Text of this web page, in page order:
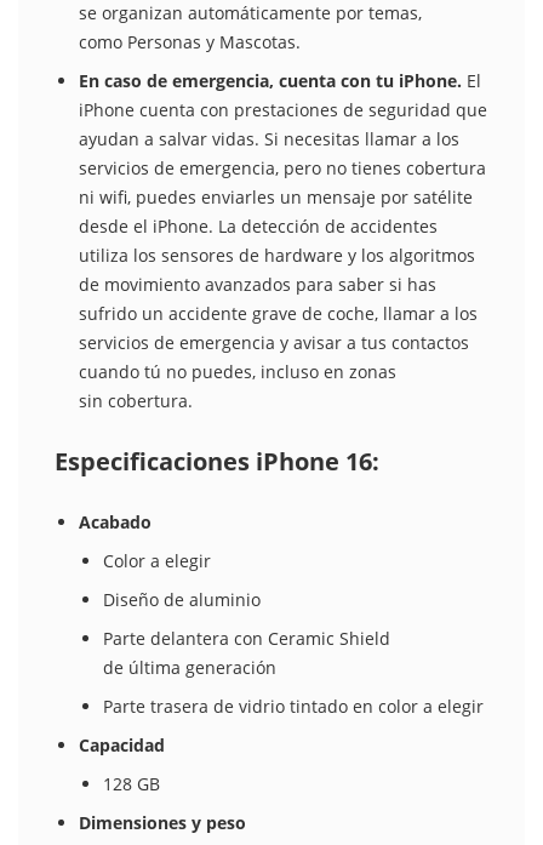
se organizan automáticamente por temas,
como Personas y Mascotas.
En caso de emergencia, cuenta con tu iPhone. El
iPhone cuenta con prestaciones de seguridad que
ayudan a salvar vidas. Si necesitas llamar a los
servicios de emergencia, pero no tienes cobertura
ni wifi, puedes enviarles un mensaje por satélite
desde el iPhone. La detección de accidentes
utiliza los sensores de hardware y los algoritmos
de movimiento avanzados para saber si has
sufrido un accidente grave de coche, llamar a los
servicios de emergencia y avisar a tus contactos
cuando tú no puedes, incluso en zonas
sin cobertura.
Especificaciones iPhone 16:
Acabado
Color a elegir
Diseño de aluminio
Parte delantera con Ceramic Shield
de última generación
Parte trasera de vidrio tintado en color a elegir
Capacidad
128 GB
Dimensiones y peso